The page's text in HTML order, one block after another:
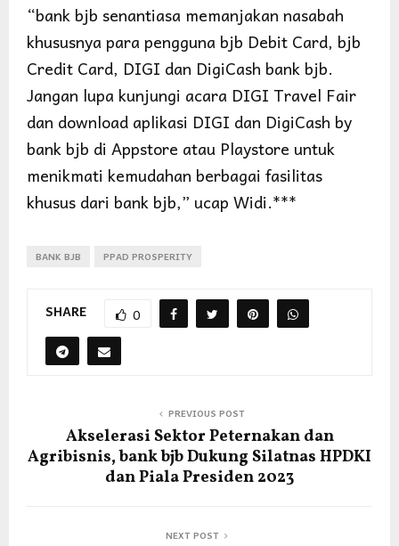
“bank bjb senantiasa memanjakan nasabah
khususnya para pengguna bjb Debit Card, bjb
Credit Card, DIGI dan DigiCash bank bjb.
Jangan lupa kunjungi acara DIGI Travel Fair
dan download aplikasi DIGI dan DigiCash by
bank bjb di Appstore atau Playstore untuk
menikmati kemudahan berbagai fasilitas
khusus dari bank bjb,” ucap Widi.***
BANK BJB PPAD PROSPERITY
SHARE 0
PREVIOUS POST
Akselerasi Sektor Peternakan dan
Agribisnis, bank bjb Dukung Silatnas HPDKI
dan Piala Presiden 2023
NEXT POST